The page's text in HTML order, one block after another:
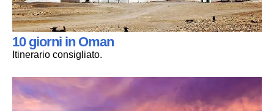
10 giorni in Oman
Itinerario consigliato.